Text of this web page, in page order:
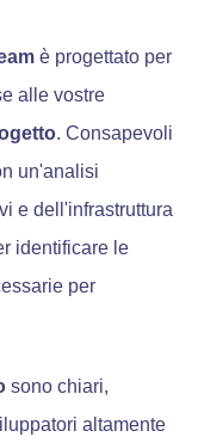
è progettato per
alle vostre
. Consapevoli
un'analisi
e dell'infrastruttura
identificare le
per
sono chiari,
altamente